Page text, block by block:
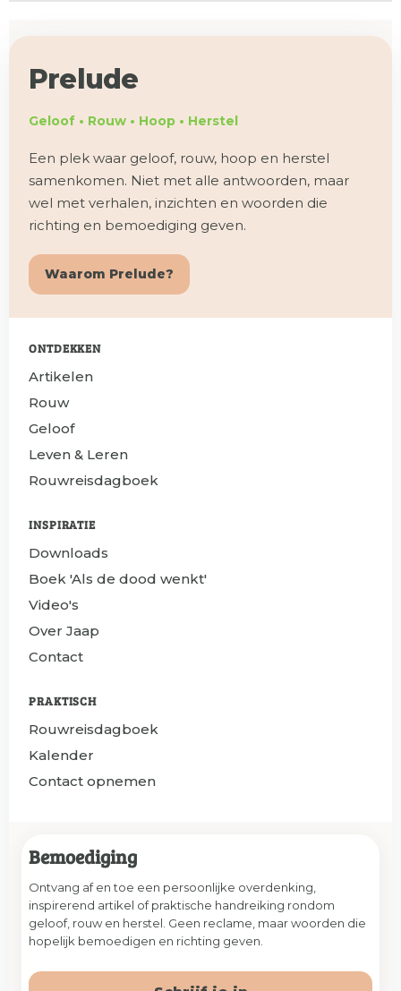
Prelude
Geloof • Rouw • Hoop • Herstel
Een plek waar geloof, rouw, hoop en herstel
samenkomen. Niet met alle antwoorden, maar
wel met verhalen, inzichten en woorden die
richting en bemoediging geven.
Waarom Prelude?
ONTDEKKEN
Artikelen
Rouw
Geloof
Leven & Leren
Rouwreisdagboek
INSPIRATIE
Downloads
Boek 'Als de dood wenkt'
Video's
Over Jaap
Contact
PRAKTISCH
Rouwreisdagboek
Kalender
Contact opnemen
Bemoediging
Ontvang af en toe een persoonlijke overdenking,
inspirerend artikel of praktische handreiking rondom
geloof, rouw en herstel. Geen reclame, maar woorden die
hopelijk bemoedigen en richting geven.